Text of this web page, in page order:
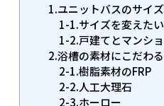
1.ユニットバスのサイ
1-1.サイズを変えたい
1-2.戸建てとマンシ
2.浴槽の素材にこだわ
2-1.樹脂素材のFRP
2-2.人工大理石
2-3.ホーロー